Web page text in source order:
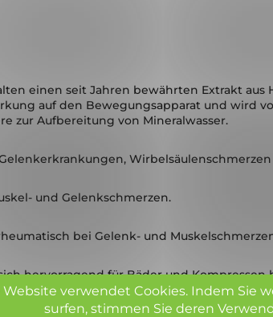
Website verwendet Cookies. Indem Sie
surfen, stimmen Sie deren
einen seit Jahren bewährten Extrakt
auf den Bewegungsapparat und wird
zur Aufbereitung von Mineralwasser.
und Gelenkschmerzen.
bei Gelenk- und
hervorragend für Bäder und